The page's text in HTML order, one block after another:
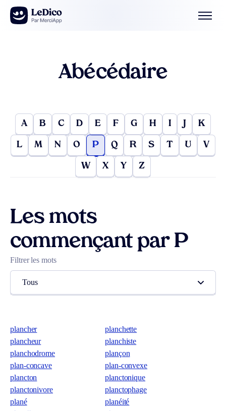
Aller au contenu
Abécédaire
A B C D E F G H I J K
L M N O P Q R S T U V
W X Y Z
Les mots
commençant par P
Filtrer les mots
Tous
plancher
planchette
plancheur
planchiste
planchodrome
plançon
plan-concave
plan-convexe
plancton
planctonique
planctonivore
planctophage
plané
planéité